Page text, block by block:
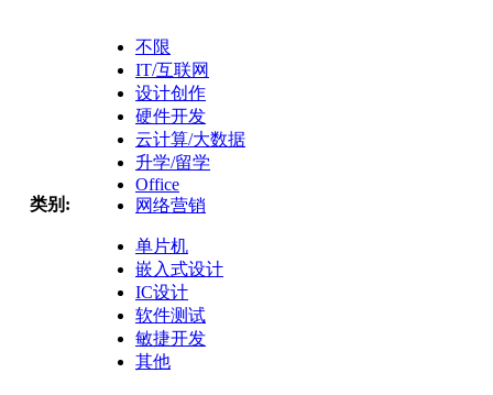
类别:
不限
IT/互联网
设计创作
硬件开发
云计算/大数据
升学/留学
Office
网络营销
单片机
嵌入式设计
IC设计
软件测试
敏捷开发
其他